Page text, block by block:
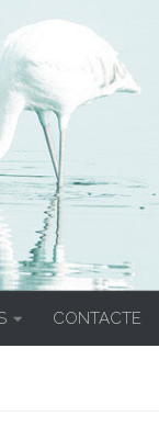
CONTACTE